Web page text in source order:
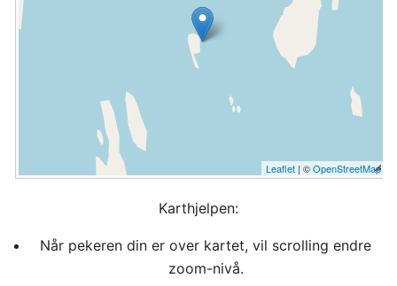
Leaflet | ©OpenStreetMap
Karthjelpen:
Når pekeren din er over kartet, vil scrolling endre
zoom-nivå.